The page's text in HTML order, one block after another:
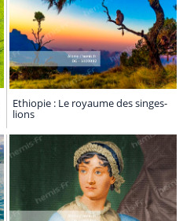
Ethiopie : Le royaume des singes-
lions